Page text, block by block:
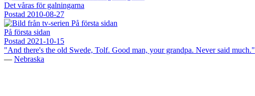
Det våras för galningarna
Postad 2010-08-27
På första sidan
Postad 2021-10-15
"And there's the old Swede, Tolf. Good man, your grandpa. Never said much."
— Nebraska